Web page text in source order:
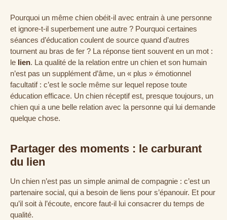
Pourquoi un même chien obéit-il avec entrain à une personne
et ignore-t-il superbement une autre ? Pourquoi certaines
séances d’éducation coulent de source quand d’autres
tournent au bras de fer ? La réponse tient souvent en un mot :
le lien. La qualité de la relation entre un chien et son humain
n’est pas un supplément d’âme, un « plus » émotionnel
facultatif : c’est le socle même sur lequel repose toute
éducation efficace. Un chien réceptif est, presque toujours, un
chien qui a une belle relation avec la personne qui lui demande
quelque chose.
Partager des moments : le carburant
du lien
Un chien n’est pas un simple animal de compagnie : c’est un
partenaire social, qui a besoin de liens pour s’épanouir. Et pour
qu’il soit à l’écoute, encore faut-il lui consacrer du temps de
qualité.